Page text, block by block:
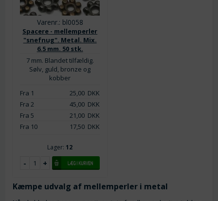
Varenr.: bl0058
Spacere - mellemperler
"snefnug". Metal. Mix.
6.5 mm. 50 stk.
7 mm. Blandet tilfældig.
Sølv, guld, bronze og
kobber
Fra 1
25,00DKK
Fra 2
45,00DKK
Fra 5
21,00DKK
Fra 10
17,50DKK
Lager: 12
Kæmpe udvalg af mellemperler i metal